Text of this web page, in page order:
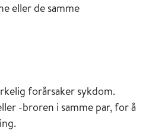
eller de samme
forårsaker sykdom.
-broren i samme par, for å